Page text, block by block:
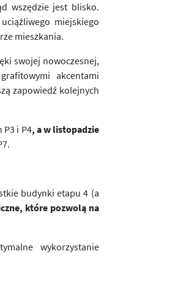
wszędzie jest blisko.
miejskiego
mieszkania.
swojej nowoczesnej,
akcentami
zapowiedź kolejnych
i P4, a w listopadzie
budynki etapu 4 (a
które pozwolą na
wykorzystanie